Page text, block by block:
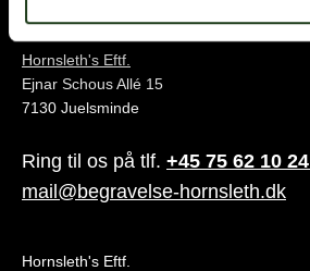
Hornsleth's Eftf.
Ejnar Schous Allé 15
7130 Juelsminde
Ring til os på tlf. +45 75 62 10 24
mail@begravelse-hornsleth.dk
Hornsleth's Eftf.